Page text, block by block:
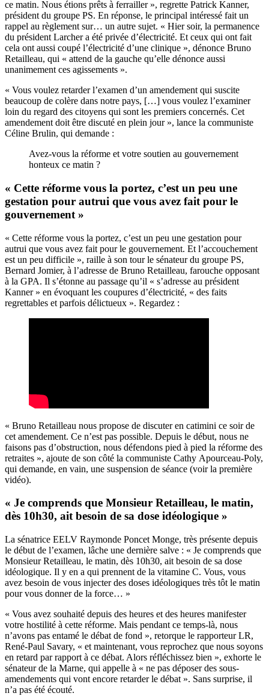
ce matin. Nous étions prêts à ferrailler », regrette Patrick Kanner,
président du groupe PS. En réponse, le principal intéressé fait un
rappel au règlement sur… un autre sujet. « Hier soir, la permanence
du président Larcher a été privée d’électricité. Et ceux qui ont fait
cela ont aussi coupé l’électricité d’une clinique », dénonce Bruno
Retailleau, qui « attend de la gauche qu’elle dénonce aussi
unanimement ces agissements ».
« Vous voulez retarder l’examen d’un amendement qui suscite
beaucoup de colère dans notre pays, […] vous voulez l’examiner
loin du regard des citoyens qui sont les premiers concernés. Cet
amendement doit être discuté en plein jour », lance la communiste
Céline Brulin, qui demande :
Avez-vous la réforme et votre soutien au gouvernement
honteux ce matin ?
« Cette réforme vous la portez, c’est un peu une
gestation pour autrui que vous avez fait pour le
gouvernement »
« Cette réforme vous la portez, c’est un peu une gestation pour
autrui que vous avez fait pour le gouvernement. Et l’accouchement
est un peu difficile », raille à son tour le sénateur du groupe PS,
Bernard Jomier, à l’adresse de Bruno Retailleau, farouche opposant
à la GPA. Il s’étonne au passage qu’il « s’adresse au président
Kanner » en évoquant les coupures d’électricité, « des faits
regrettables et parfois délictueux ». Regardez :
« Bruno Retailleau nous propose de discuter en catimini ce soir de
cet amendement. Ce n’est pas possible. Depuis le début, nous ne
faisons pas d’obstruction, nous défendons pied à pied la réforme des
retraites », ajoute de son côté la communiste Cathy Apourceau-Poly,
qui demande, en vain, une suspension de séance (voir la première
vidéo).
« Je comprends que Monsieur Retailleau, le matin,
dès 10h30, ait besoin de sa dose idéologique »
La sénatrice EELV Raymonde Poncet Monge, très présente depuis
le début de l’examen, lâche une dernière salve : « Je comprends que
Monsieur Retailleau, le matin, dès 10h30, ait besoin de sa dose
idéologique. Il y en a qui prennent de la vitamine C. Vous, vous
avez besoin de vous injecter des doses idéologiques très tôt le matin
pour vous donner de la force… »
« Vous avez souhaité depuis des heures et des heures manifester
votre hostilité à cette réforme. Mais pendant ce temps-là, nous
n’avons pas entamé le débat de fond », retorque le rapporteur LR,
René-Paul Savary, « et maintenant, vous reprochez que nous soyons
en retard par rapport à ce débat. Alors réfléchissez bien », exhorte le
sénateur de la Marne, qui appelle à « ne pas déposer des sous-
amendements qui vont encore retarder le débat ». Sans surprise, il
n’a pas été écouté.